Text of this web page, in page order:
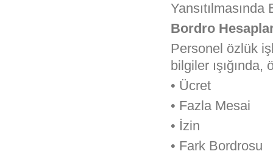
Yansıtılmasında
Bordro
Personel özlük
bilgiler
• Ücret
• Fazla Mesai
• İzin
• Fark Bordrosu